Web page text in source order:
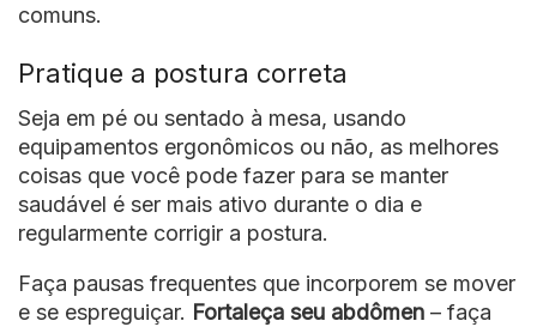
comuns.
Pratique a postura correta
Seja em pé ou sentado à mesa, usando
equipamentos ergonômicos ou não, as melhores
coisas que você pode fazer para se manter
saudável é ser mais ativo durante o dia e
regularmente corrigir a postura.
Faça pausas frequentes que incorporem se mover
e se espreguiçar. Fortaleça seu abdômen – faça